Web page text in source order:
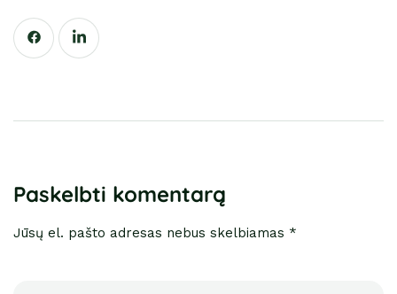
Paskelbti komentarą
Jūsų el. pašto adresas nebus skelbiamas *